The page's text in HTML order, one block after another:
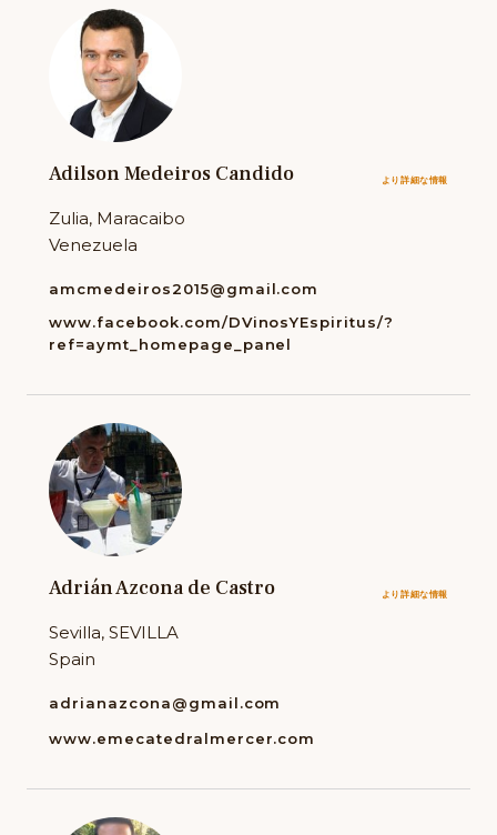
Adilson Medeiros Candido より詳細な情報
Zulia, Maracaibo
Venezuela
amcmedeiros2015@gmail.com
www.facebook.com/DVinosYEspiritus/?
ref=aymt_homepage_panel
Adrián Azcona de Castro より詳細な情報
Sevilla, SEVILLA
Spain
adrianazcona@gmail.com
www.emecatedralmercer.com